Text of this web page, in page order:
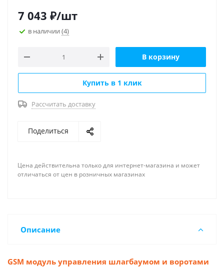
До 2500 номеров телефонов пользователей
Количество выходных реле 2 шт
Напряжение питания 12В
Ток потребления при питании 12 В 50мА
Рабочий температурный диапазон -30°С +55°С
Габаритные размеры 62 (д) х 67 (ш) х 31 (в) (мм)
7 043 ₽/шт
в наличии (4)
В корзину
Купить в 1 клик
Рассчитать доставку
Поделиться
Цена действительна только для интернет-магазина и может
отличаться от цен в розничных магазинах
Описание
GSM модуль управления шлагбаумом и воротами